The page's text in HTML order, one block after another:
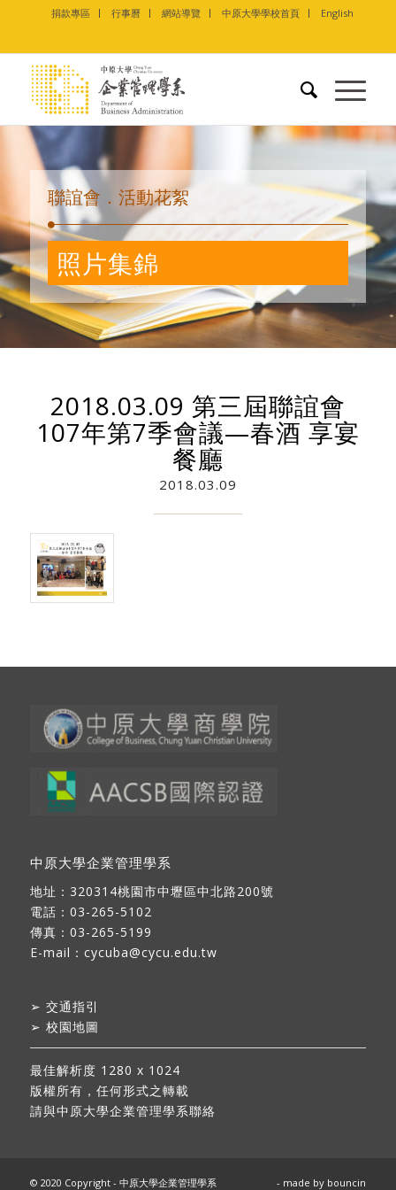
捐款專區 行事曆 網站導覽 中原大學學校首頁 English
聯誼會．活動花絮
照片集錦
2018.03.09 第三屆聯誼會
107年第7季會議—春酒 享宴
餐廳
2018.03.09
中原大學企業管理學系
地址： 320314桃園市中壢區中北路200號
電話：03-265-5102
傳真：03-265-5199
E-mail： cycuba@cycu.edu.tw
➢ 交通指引
➢ 校園地圖
最佳解析度 1280 x 1024
版權所有，任何形式之轉載
請與中原大學企業管理學系聯絡
© 2020 Copyright - 中原大學企業管理學系 - made by bouncin